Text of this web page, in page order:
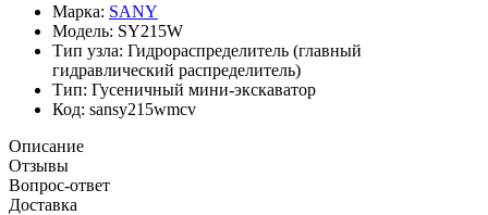
Марка: SANY
Модель: SY215W
Тип узла: Гидрораспределитель (главный
гидравлический распределитель)
Тип: Гусеничный мини-экскаватор
Код: sansy215wmcv
Описание
Отзывы
Вопрос-ответ
Доставка